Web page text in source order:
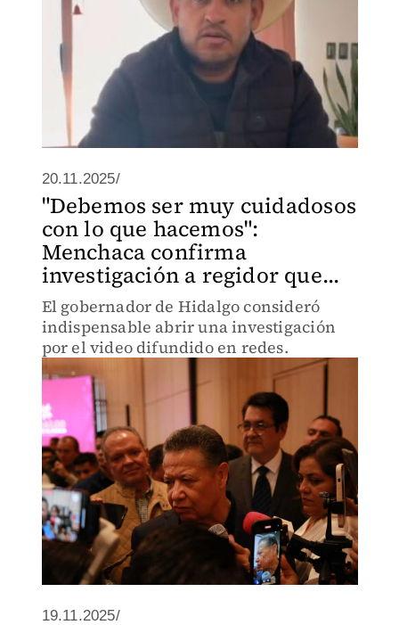
20.11.2025/
"Debemos ser muy cuidadosos
con lo que hacemos":
Menchaca confirma
investigación a regidor que...
El gobernador de Hidalgo consideró
indispensable abrir una investigación
por el video difundido en redes.
19.11.2025/